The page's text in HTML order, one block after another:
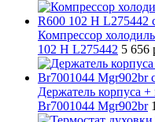
Компрессор
102 H L275442 5 656
Держатель корпуса
Br7001044 Mgr902br